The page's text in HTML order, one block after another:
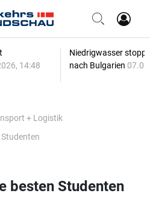
14:48
Niedrigwasser
nach Bulgarien
+ Logistik
besten Studenten